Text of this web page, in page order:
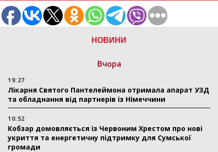
НОВИНИ
Вчора
19:27
Лікарня Святого Пантелеймона отримала апарат УЗД
та обладнання від партнерів із Німеччини
10:52
Кобзар домовляється із Червоним Хрестом про нові
укриття та енергетичну підтримку для Сумської
громади